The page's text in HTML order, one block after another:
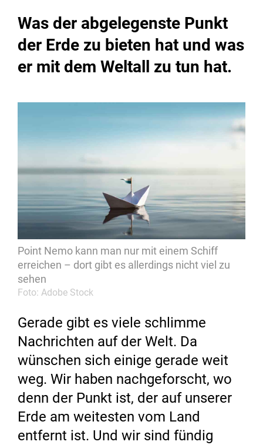
Was der abgelegenste Punkt
der Erde zu bieten hat und was
er mit dem Weltall zu tun hat.
Point Nemo kann man nur mit einem Schiff
erreichen – dort gibt es allerdings nicht viel zu
sehen
Foto: Adobe Stock
Gerade gibt es viele schlimme
Nachrichten auf der Welt. Da
wünschen sich einige gerade weit
weg. Wir haben nachgeforscht, wo
denn der Punkt ist, der auf unserer
Erde am weitesten vom Land
entfernt ist. Und wir sind fündig